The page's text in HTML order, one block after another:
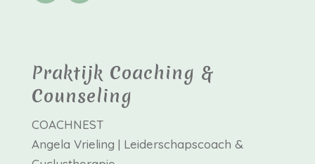
Praktijk Coaching &
Counseling
COACHNEST
Angela Vrieling | Leiderschapscoach &